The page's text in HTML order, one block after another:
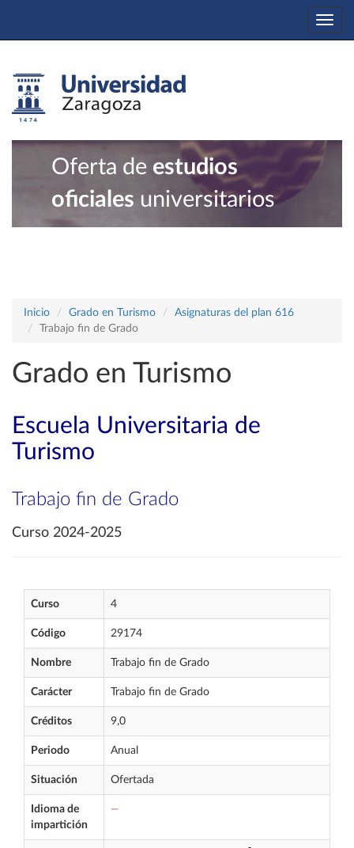
Oferta de estudios
oficiales universitarios
Inicio Grado en Turismo
Asignaturas del plan 616
Trabajo fin de Grado
Grado en Turismo
Escuela Universitaria de
Turismo
Trabajo fin de Grado
Curso 2024-2025
Curso 4
Código 29174
Nombre Trabajo fin de Grado
Carácter Trabajo fin de Grado
Créditos 9,0
Periodo Anual
Situación Ofertada
Idioma de
impartición
—